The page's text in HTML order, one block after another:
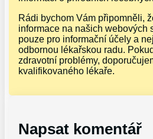
Rádi bychom Vám připomněli,
informace na našich webových
pouze pro informační účely a
odbornou lékařskou radu.
zdravotní problémy,
kvalifikovaného lékaře.
Napsat komentář